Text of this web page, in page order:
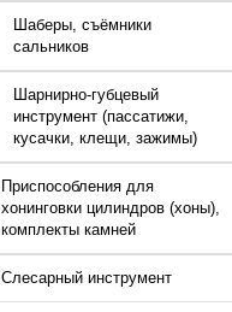
Шаберы, съёмники
сальников
Шарнирно-губцевый
инструмент (пассатижи,
кусачки, клещи, зажимы)
Приспособления для
хонинговки цилиндров (хоны),
комплекты камней
Слесарный инструмент